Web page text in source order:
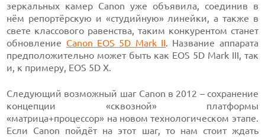
зеркальных камер Canon уже объявила, соединив в
нём репортёрскую и «студийную» линейки, а также в
свете классового равенства, таким конкурентом станет
обновление Canon EOS 5D Mark II. Название аппарата
предположительно может быть как EOS 5D Mark III, так
и, к примеру, EOS 5D X.
Следующий возможный шаг Canon в 2012 – сохранение
концепции «сквозной» платформы
«матрица+процессор» на новом технологическом этапе.
Если Canon пойдёт на этот шаг, то нам стоит ждать